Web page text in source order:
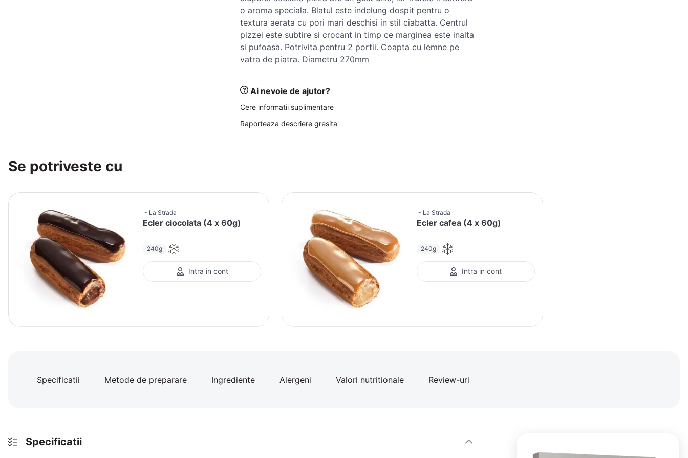
o aroma speciala. Blatul este indelung dospit pentru o
textura aerata cu pori mari deschisi in stil ciabatta. Centrul
pizzei este subtire si crocant in timp ce marginea este inalta
si pufoasa. Potrivita pentru 2 portii. Coapta cu lemne pe
vatra de piatra. Diametru 270mm
Ai nevoie de ajutor?
Cere informatii suplimentare
Raporteaza descriere gresita
Se potriveste cu
La Strada
Ecler ciocolata (4 x 60g)
240g
Intra in cont
La Strada
Ecler cafea (4 x 60g)
240g
Intra in cont
Specificatii Metode de preparare Ingrediente Alergeni Valori nutritionale Review-uri
Specificatii